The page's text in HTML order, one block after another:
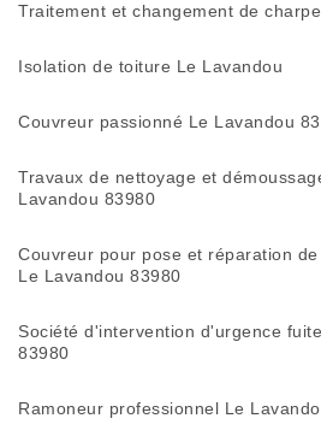
Traitement et changement de
Isolation de toiture Le Lavandou
Couvreur passionné Le Lavandou
Travaux de nettoyage et
Lavandou 83980
Couvreur pour pose et réparation
Le Lavandou 83980
Société d'intervention d'urgence
83980
Ramoneur professionnel Le